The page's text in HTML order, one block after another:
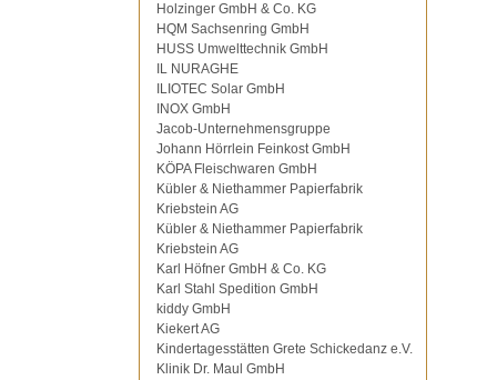
Holzinger GmbH & Co. KG
HQM Sachsenring GmbH
HUSS Umwelttechnik GmbH
IL NURAGHE
ILIOTEC Solar GmbH
INOX GmbH
Jacob-Unternehmensgruppe
Johann Hörrlein Feinkost GmbH
KÖPA Fleischwaren GmbH
Kübler & Niethammer Papierfabrik
Kriebstein AG
Kübler & Niethammer Papierfabrik
Kriebstein AG
Karl Höfner GmbH & Co. KG
Karl Stahl Spedition GmbH
kiddy GmbH
Kiekert AG
Kindertagesstätten Grete Schickedanz e.V.
Klinik Dr. Maul GmbH